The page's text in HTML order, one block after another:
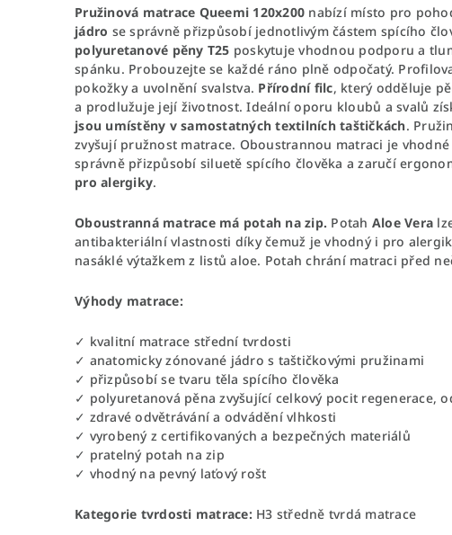
Pružinová matrace Queemi 120x200 nabízí místo pro
jádro se správně přizpůsobí jednotlivým částem spícího
polyuretanové pěny T25 poskytuje vhodnou podporu a
spánku. Probouzejte se každé ráno plně odpočatý.
pokožky a uvolnění svalstva. Přírodní filc, který odděluje
a prodlužuje její životnost. Ideální oporu kloubů a svalů
jsou umístěny v samostatných textilních taštičkách.
zvyšují pružnost matrace. Oboustrannou matraci je
správně přizpůsobí siluetě spícího člověka a zaručí
pro alergiky.
Oboustranná matrace má potah na zip. Potah Aloe Vera
antibakteriální vlastnosti díky čemuž je vhodný i pro
nasáklé výtažkem z listů aloe. Potah chrání matraci před
Výhody matrace:
✓ kvalitní matrace střední tvrdosti
✓ anatomicky zónované jádro s taštičkovými pružinami
✓ přizpůsobí se tvaru těla spícího člověka
✓ polyuretanová pěna zvyšující celkový pocit regenerace,
✓ zdravé odvětrávání a odvádění vlhkosti
✓ vyrobený z certifikovaných a bezpečných materiálů
✓ pratelný potah na zip
✓ vhodný na pevný laťový rošt
Kategorie tvrdosti matrace: H3 středně tvrdá matrace